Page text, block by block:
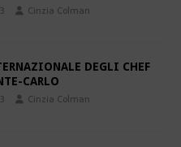
Cinzia Colman
DEGLI CHEF
CARLO
Cinzia Colman